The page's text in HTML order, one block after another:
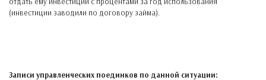
(инвестиции заводили по договору займа).
Записи управленческих поединков по данной ситуации: